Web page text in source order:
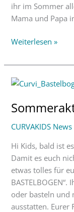
ihr im Sommer
Mama und Papa
Weiterlesen »
CURVAKIDS News
Hi Kids, bald ist
Damit es euch
etwas tolles für
oder basteln und
ausstatten. Eurer
Sommeraktion